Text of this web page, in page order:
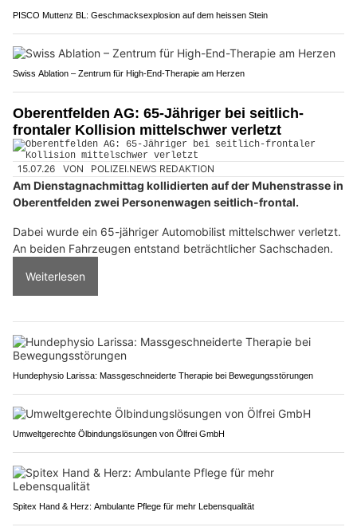
PISCO Muttenz BL: Geschmacksexplosion auf dem heissen Stein
Swiss Ablation – Zentrum für High-End-Therapie am Herzen
Oberentfelden AG: 65-Jähriger bei seitlich-
frontaler Kollision mittelschwer verletzt
15.07.26 VON POLIZEI.NEWS REDAKTION
Am Dienstagnachmittag kollidierten auf der Muhenstrasse in
Oberentfelden zwei Personenwagen seitlich-frontal.
Dabei wurde ein 65-jähriger Automobilist mittelschwer verletzt.
An beiden Fahrzeugen entstand beträchtlicher Sachschaden.
Weiterlesen
Hundephysio Larissa: Massgeschneiderte Therapie bei Bewegungsstörungen
Umweltgerechte Ölbindungslösungen von Ölfrei GmbH
Spitex Hand & Herz: Ambulante Pflege für mehr Lebensqualität